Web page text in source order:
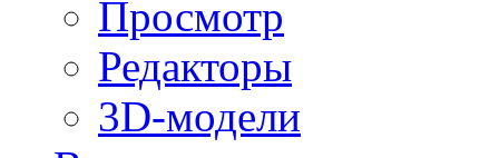
Просмотр
Редакторы
3D-модели